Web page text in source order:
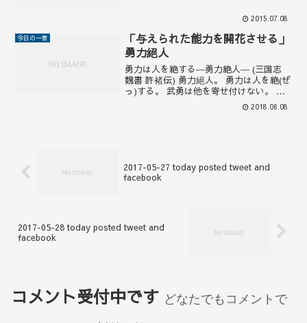
り、と誰かを忌み嫌えば、逆にその人か
ら怨まれることになる誰かを忌み嫌え
ば、逆にその人から怨まれ...
2015.07.08
今日の一言
「与えられた能力を開花させる」
勇力絕人
勇力は人を絶する―勇力絶人― (三国志
魏書 許褚伝) 勇力絕人。 勇力は人を絶(ぜ
っ)する。 武勇は他を寄せ付けない。 そ
の武勇は並ぶものがいないほど抜きん出
ているということです。 天は二物を与え
2018.06.08
2017-05-27 today posted tweet and
facebook
2017-05-28 today posted tweet and
facebook
コメント受付中です どなたでもコメントで